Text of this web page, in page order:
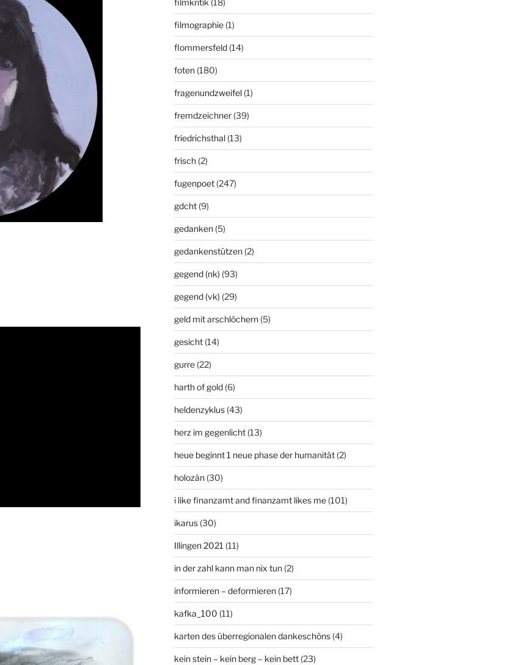
filmographie(1)
flommersfeld(14)
foten(180)
fragenundzweifel(1)
fremdzeichner(39)
friedrichsthal(13)
frisch(2)
fugenpoet(247)
gdcht(9)
gedanken(5)
gedankenstützen(2)
gegend (nk) (93)
gegend (vk) (29)
geld mit arschlöchern(5)
gesicht(14)
gurre(22)
harth of gold(6)
heldenzyklus(43)
herz im gegenlicht(13)
heue beginnt 1 neue phase der humanität(2)
holozän(30)
i like finanzamt and finanzamt likes me(101)
ikarus(30)
Illingen 2021 (11)
in der zahl kann man nix tun(2)
informieren – deformieren(17)
kafka_100 (11)
karten des überregionalen dankeschöns(4)
kein stein – kein berg – kein bett(23)